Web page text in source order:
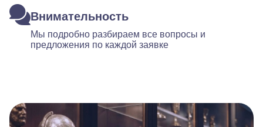
Внимательность
Мы подробно разбираем все вопросы и
предложения по каждой заявке